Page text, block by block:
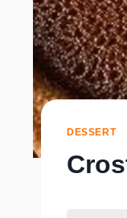
DESSERT